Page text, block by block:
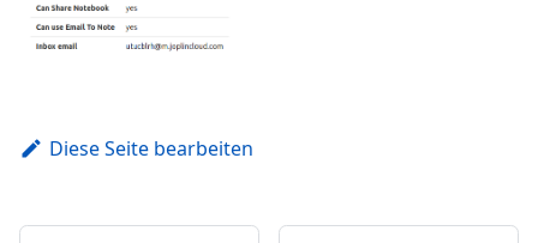
Diese Seite bearbeiten